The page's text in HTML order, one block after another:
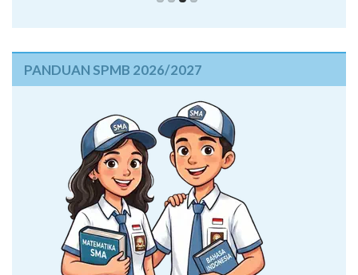
PANDUAN SPMB 2026/2027